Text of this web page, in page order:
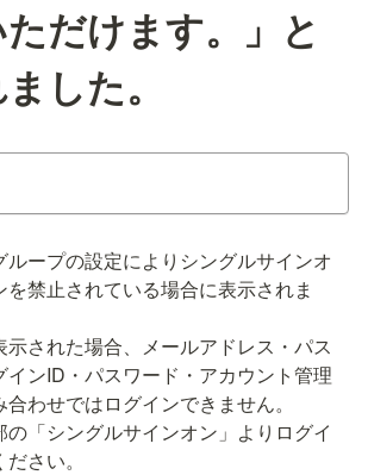
だけます。」と
した。
ループの設定によりシングルサインオ
を禁止されている場合に表示されま
された場合、メールアドレス・パス
インID・パスワード・アカウント管理
わせではログインできません。
の「シングルサインオン」よりログイ
さい。